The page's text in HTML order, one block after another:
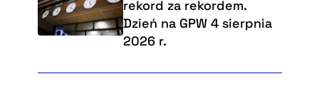
rekord za rekordem.
Dzień na GPW 4 sierpnia
2026 r.